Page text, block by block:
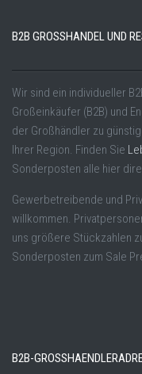
B2B GROSSHANDEL UND
Wir sind ein individueller
Großeinkäufer (B2B) und
der Großhändler zu
Ihrer Region. Finden Sie
Sonderposten alle hier
Gewerbetreibende und
willkommen.
uns größere Stückzahlen
Sonderposten zum Sale
B2B-